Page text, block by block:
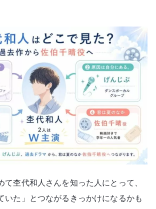
て杢代和人さんを知った人にとって、
いた」とつながるきっかけになるかも